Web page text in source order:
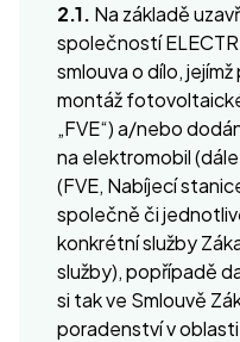
2.1. Na základě
společností
smlouva o dílo,
montáž
„FVE“) a/nebo
na elektromobil
(FVE, Nabíjecí
společně či
konkrétní služby
služby), popřípadě
si tak ve Smlouvě
poradenství v